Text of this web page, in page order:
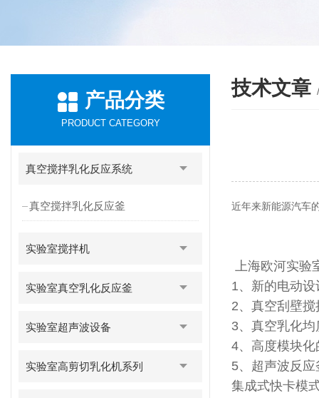
产品分类
PRODUCT CATEGORY
真空搅拌乳化反应系统
真空搅拌乳化反应釜
实验室搅拌机
实验室真空乳化反应釜
实验室超声波设备
实验室高剪切乳化机系列
技术文章
近年来新能源汽车
上海欧河实验
1、新的电动
2、真空刮壁
3、真空乳化
4、高度模块
5、超声波反
集成式快卡模